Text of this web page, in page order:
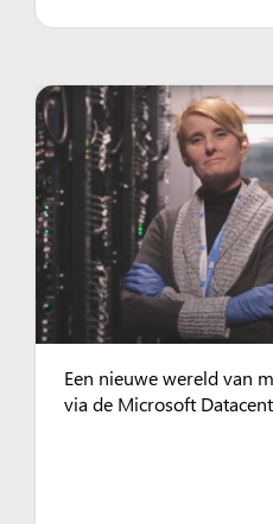
Een nieuwe wereld van
via de Microsoft